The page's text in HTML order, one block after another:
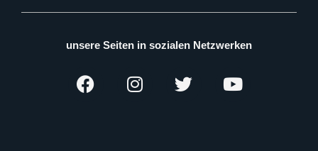
unsere Seiten in sozialen Netzwerken